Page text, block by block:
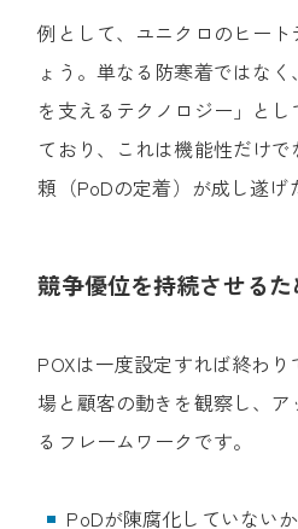
例として、ユニクロのヒー
ょう。単なる防寒着ではな
を支えるテクノロジー」と
ており、これは機能性だけ
頼（PoDの定着）が成し遂げ
競争優位を持続させる
POXは一度設定すれば終わ
場と顧客の動きを観察し、
るフレームワークです。
PoDが陳腐化していない